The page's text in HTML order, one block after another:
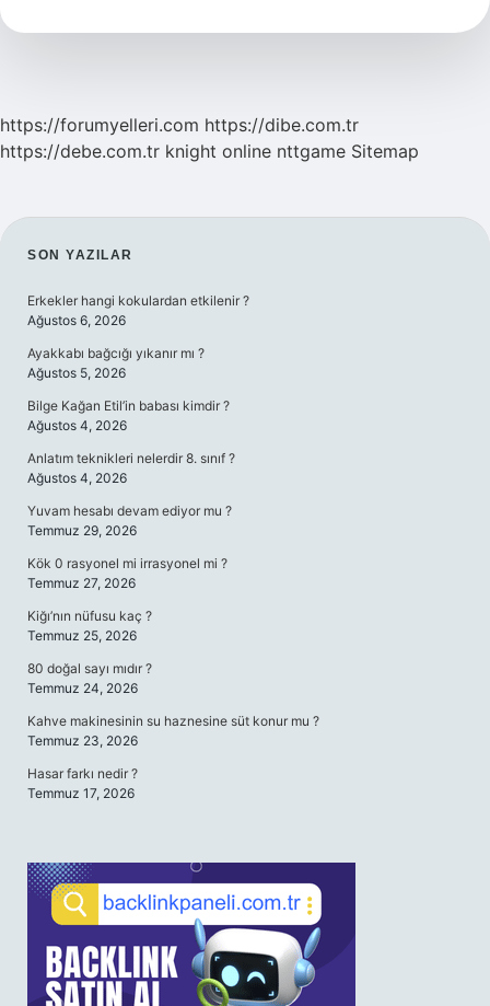
Mi
https://forumyelleri.com https://dibe.com.tr
https://debe.com.tr knight online nttgame Sitemap
SIDEBAR
SON YAZILAR
Erkekler hangi kokulardan etkilenir ?
Ağustos 6, 2026
Ayakkabı bağcığı yıkanır mı ?
Ağustos 5, 2026
Bilge Kağan Etil’in babası kimdir ?
Ağustos 4, 2026
Anlatım teknikleri nelerdir 8. sınıf ?
Ağustos 4, 2026
Yuvam hesabı devam ediyor mu ?
Temmuz 29, 2026
Kök 0 rasyonel mi irrasyonel mi ?
Temmuz 27, 2026
Kiğı’nın nüfusu kaç ?
Temmuz 25, 2026
80 doğal sayı mıdır ?
Temmuz 24, 2026
Kahve makinesinin su haznesine süt konur mu ?
Temmuz 23, 2026
Hasar farkı nedir ?
Temmuz 17, 2026